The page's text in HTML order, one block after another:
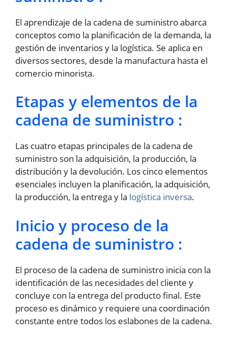
El aprendizaje de la cadena de suministro abarca
conceptos como la planificación de la demanda, la
gestión de inventarios y la logística. Se aplica en
diversos sectores, desde la manufactura hasta el
comercio minorista.
Etapas y elementos de la
cadena de suministro :
Las cuatro etapas principales de la cadena de
suministro son la adquisición, la producción, la
distribución y la devolución. Los cinco elementos
esenciales incluyen la planificación, la adquisición,
la producción, la entrega y la logística inversa.
Inicio y proceso de la
cadena de suministro :
El proceso de la cadena de suministro inicia con la
identificación de las necesidades del cliente y
concluye con la entrega del producto final. Este
proceso es dinámico y requiere una coordinación
constante entre todos los eslabones de la cadena.